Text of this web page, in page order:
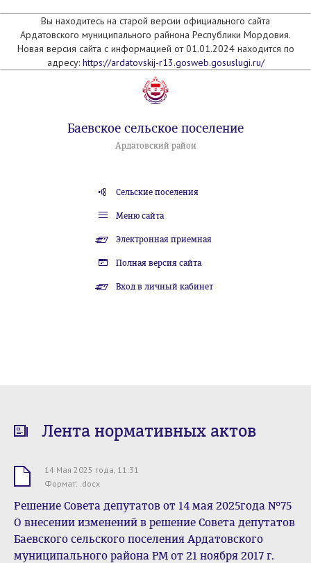
Вы находитесь на старой версии официального сайта
Ардатовского муниципального райнона Республики Мордовия.
Новая версия сайта с информацией от 01.01.2024 находится по
адресу: https://ardatovskij-r13.gosweb.gosuslugi.ru/
Баевское сельское поселение
Ардатовский район
Сельские поселения
Меню сайта
Электронная приемная
Полная версия сайта
Вход в личный кабинет
Лента нормативных актов
14 Мая 2025 года, 11:31
Формат: .docx
Решение Совета депутатов от 14 мая 2025года №75
О внесении изменений в решение Совета депутатов
Баевского сельского поселения Ардатовского
муниципального района РМ от 21 ноября 2017 г.